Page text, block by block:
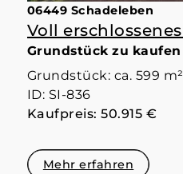
06449 Schadeleben
Grundstück zu kaufen
Grundstück: ca. 599 m²
ID: SI-836
Kaufpreis: 50.915 €
Mehr erfahren